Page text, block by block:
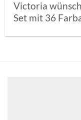
Victoria
Set mit 36